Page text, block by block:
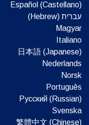
Español (Castellano)
עברית (Hebrew)‏
Magyar
Italiano
日本語 (Japanese)
Nederlands
Norsk
Português
Русский (Russian)
Svenska
繁體中文 (Chinese)